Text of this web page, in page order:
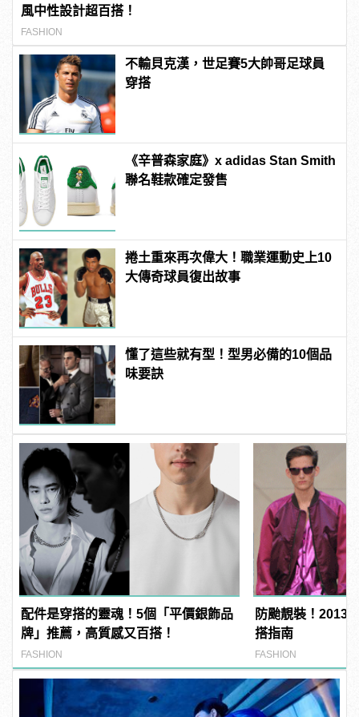
風中性設計超百搭！
FASHION
不輸貝克漢，世足賽5大帥哥足球員
穿搭
《辛普森家庭》x adidas Stan Smith
聯名鞋款確定發售
捲土重來再次偉大！職業運動史上10
大傳奇球員復出故事
懂了這些就有型！型男必備的10個品
味要訣
配件是穿搭的靈魂！5個「平價銀飾品
牌」推薦，高質感又百搭！
FASHION
防颱靚裝！2013
搭指南
FASHION